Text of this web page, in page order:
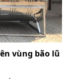
vùng bão lũ